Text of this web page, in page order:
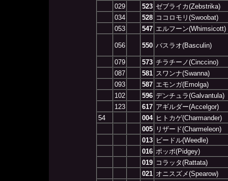
029
523 ゼブライカ(Zebstrika)
034
528 ココロモリ(Swoobat)
053
547 エルフーン(Whimsicott)
056 550 バスラオ(Basculin)
079 573 チラチーノ(Cinccino)
087
581 スワンナ(Swanna)
093
587 エモンガ(Emolga)
102
596 デンチュラ(Galvantula)
123
617 アギルダー(Accelgor)
54
004 ヒトカゲ(Charmander)
005
リザード(Charmeleon)
013 ビードル(Weedle)
016 ポッポ(Pidgey)
019 コラッタ(Rattata)
021 オニスズメ(Spearow)